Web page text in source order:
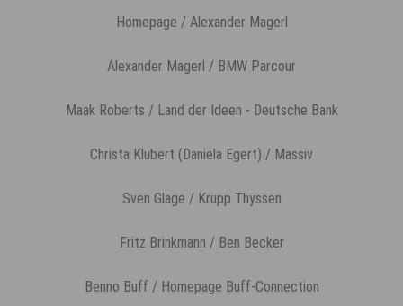
Homepage / Alexander Magerl
Alexander Magerl / BMW Parcour
Maak Roberts / Land der Ideen - Deutsche Bank
Christa Klubert (Daniela Egert) / Massiv
Sven Glage / Krupp Thyssen
Fritz Brinkmann / Ben Becker
Benno Buff / Homepage Buff-Connection